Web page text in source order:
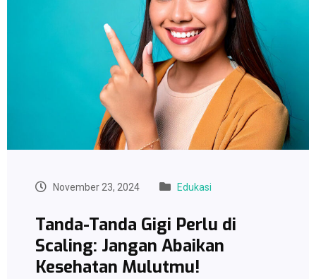
November 23, 2024 Edukasi
Tanda-Tanda Gigi Perlu di
Scaling: Jangan Abaikan
Kesehatan Mulutmu!